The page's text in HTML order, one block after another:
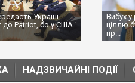
Україні
до Patriot, бо у США
Вибух у
ціллю
пр...
НАДЗВИЧАЙНІ ПОДІЇ